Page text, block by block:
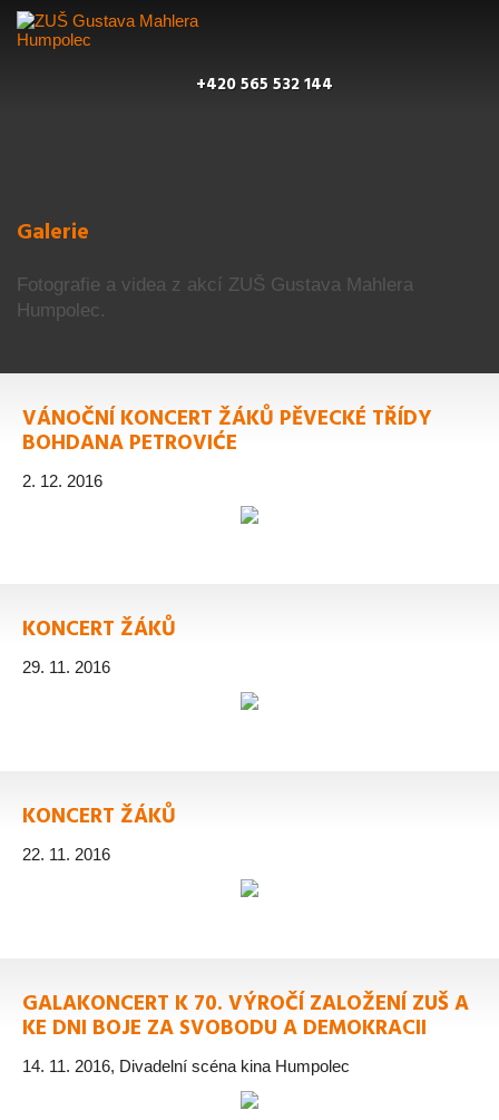
+420 565 532 144
Galerie
Fotografie a videa z akcí ZUŠ Gustava Mahlera
Humpolec.
VÁNOČNÍ KONCERT ŽÁKŮ PĚVECKÉ TŘÍDY
BOHDANA PETROVIĆE
2. 12. 2016
KONCERT ŽÁKŮ
29. 11. 2016
KONCERT ŽÁKŮ
22. 11. 2016
GALAKONCERT K 70. VÝROČÍ ZALOŽENÍ ZUŠ A
KE DNI BOJE ZA SVOBODU A DEMOKRACII
14. 11. 2016, Divadelní scéna kina Humpolec